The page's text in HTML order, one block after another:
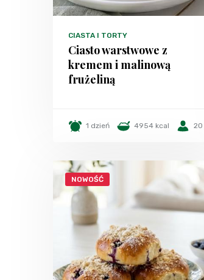
CIASTA I TORTY
Ciasto warstwowe z
kremem i malinową
frużeliną
1 dzień 4954 kcal 20
NOWOŚĆ